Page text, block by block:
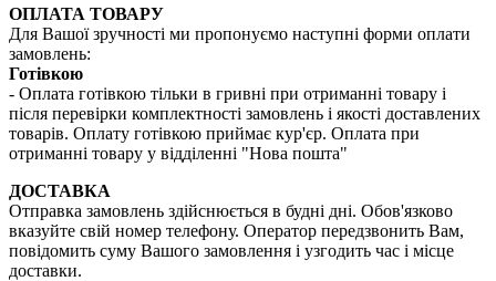
ОПЛАТА ТОВАРУ
Для Вашої зручності ми пропонуємо наступні форми оплати
замовлень:
Готівкою
- Оплата готівкою тільки в гривні при отриманні товару і
після перевірки комплектності замовлень і якості доставлених
товарів. Оплату готівкою приймає кур'єр. Оплата при
отриманні товару у відділенні "Нова пошта"
ДОСТАВКА
Отправка замовлень здійснюється в будні дні. Обов'язково
вказуйте свій номер телефону. Оператор передзвонить Вам,
повідомить суму Вашого замовлення і узгодить час і місце
доставки.